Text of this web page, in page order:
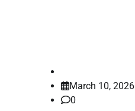
March 10, 2026
0